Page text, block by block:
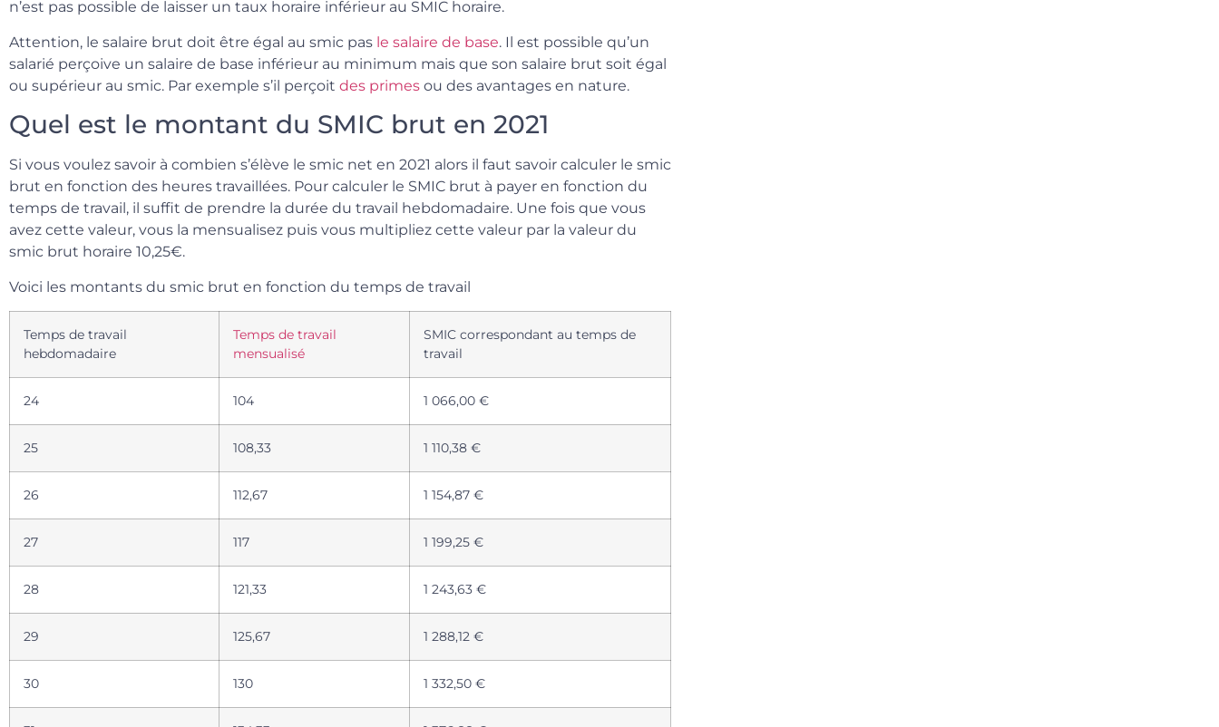
n’est pas possible de laisser un taux horaire inférieur au SMIC horaire.
Attention, le salaire brut doit être égal au smic pas le salaire de base. Il est possible qu’un
salarié perçoive un salaire de base inférieur au minimum mais que son salaire brut soit égal
ou supérieur au smic. Par exemple s’il perçoit des primes ou des avantages en nature.
Quel est le montant du SMIC brut en 2021
Si vous voulez savoir à combien s’élève le smic net en 2021 alors il faut savoir calculer le smic
brut en fonction des heures travaillées. Pour calculer le SMIC brut à payer en fonction du
temps de travail, il suffit de prendre la durée du travail hebdomadaire. Une fois que vous
avez cette valeur, vous la mensualisez puis vous multipliez cette valeur par la valeur du
smic brut horaire 10,25€.
Voici les montants du smic brut en fonction du temps de travail
Temps de travail
hebdomadaire
Temps de travail
mensualisé
SMIC correspondant au temps de
travail
24 104 1 066,00 €
25 108,33 1 110,38 €
26 112,67 1 154,87 €
27 117 1 199,25 €
28 121,33 1 243,63 €
29 125,67 1 288,12 €
30 130 1 332,50 €